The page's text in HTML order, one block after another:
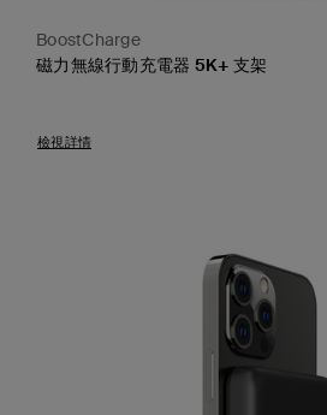
BoostCharge
磁力無線行動充電器 5K+ 支架
檢視詳情